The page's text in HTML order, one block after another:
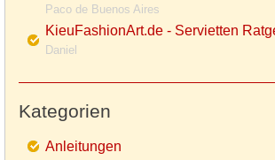
Paco de Buenos Aires
KieuFashionArt.de - Servietten
Daniel
Kategorien
Anleitungen